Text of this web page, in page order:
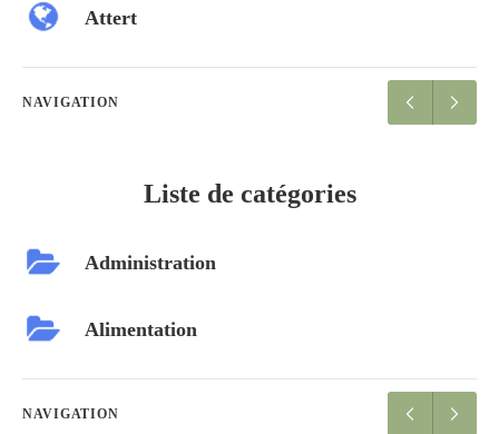
Attert
NAVIGATION
Liste de catégories
Administration
Alimentation
NAVIGATION